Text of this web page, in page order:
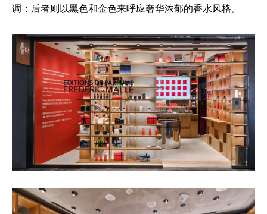
调；后者则以黑色和金色来呼应奢华浓郁的香水风格。